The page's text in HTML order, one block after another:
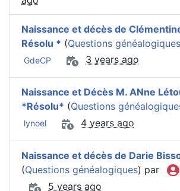
Naissance et décès de
Résolu * (Questions généalogiques
GdeCP 3 years ago
Naissance et Décès M. ANne
*Résolu* (Questions
lynoel 4 years ago
Naissance et décès de Darie
(Questions généalogiques) par
5 years ago